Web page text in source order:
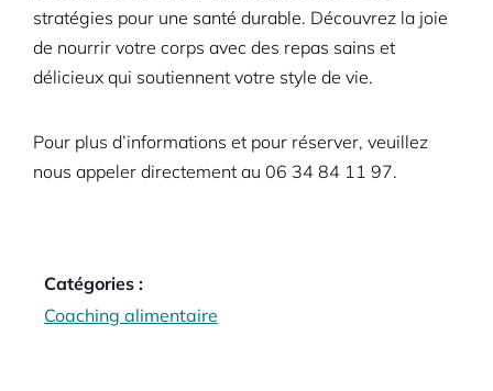
stratégies pour une santé durable. Découvrez la joie
de nourrir votre corps avec des repas sains et
délicieux qui soutiennent votre style de vie.
Pour plus d’informations et pour réserver, veuillez
nous appeler directement au 06 34 84 11 97.
Catégories :
Coaching alimentaire